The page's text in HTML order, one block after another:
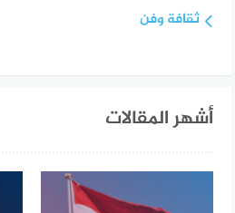
ثقافة وفن
أشهر المقالات